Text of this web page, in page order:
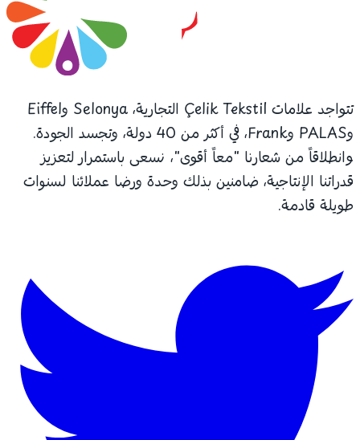
تتواجد علامات Çelik Tekstil التجارية، Selonya وEiffel
وPALAS وFrank، في أكثر من 40 دولة، وتجسد الجودة.
وانطلاقاً من شعارنا "معاً أقوى"، نسعى باستمرار لتعزيز
قدراتنا الإنتاجية، ضامنين بذلك وحدة ورضا عملائنا لسنوات
طويلة قادمة.